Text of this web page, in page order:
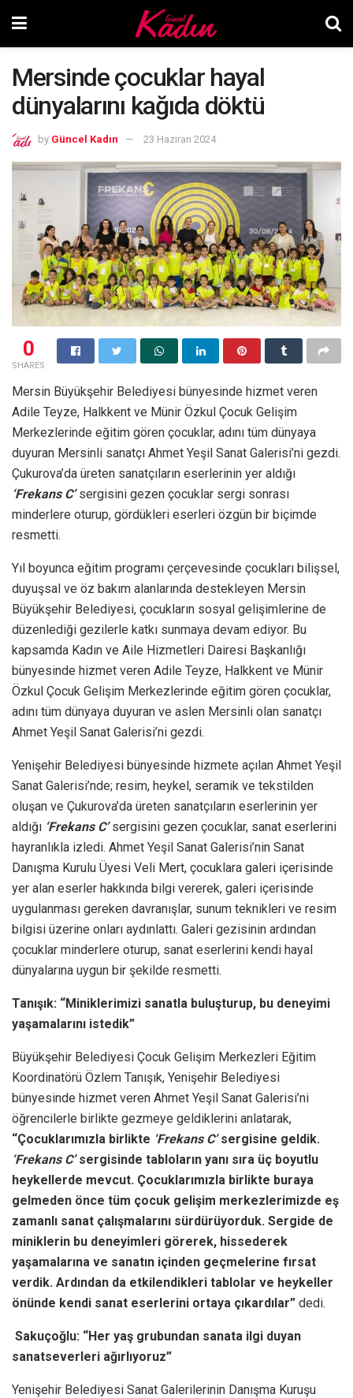
Mersinde çocuklar hayal
dünyalarını kağıda döktü
by Güncel Kadın 23 Haziran 2024
0
SHARES
Mersin Büyükşehir Belediyesi bünyesinde hizmet veren
Adile Teyze, Halkkent ve Münir Özkul Çocuk Gelişim
Merkezlerinde eğitim gören çocuklar, adını tüm dünyaya
duyuran Mersinli sanatçı Ahmet Yeşil Sanat Galerisi’ni gezdi.
Çukurova’da üreten sanatçıların eserlerinin yer aldığı
‘Frekans C’sergisini gezen çocuklar sergi sonrası
minderlere oturup, gördükleri eserleri özgün bir biçimde
resmetti.
Yıl boyunca eğitim programı çerçevesinde çocukları bilişsel,
duyuşsal ve öz bakım alanlarında destekleyen Mersin
Büyükşehir Belediyesi, çocukların sosyal gelişimlerine de
düzenlediği gezilerle katkı sunmaya devam ediyor. Bu
kapsamda Kadın ve Aile Hizmetleri Dairesi Başkanlığı
bünyesinde hizmet veren Adile Teyze, Halkkent ve Münir
Özkul Çocuk Gelişim Merkezlerinde eğitim gören çocuklar,
adını tüm dünyaya duyuran ve aslen Mersinli olan sanatçı
Ahmet Yeşil Sanat Galerisi’ni gezdi.
Yenişehir Belediyesi bünyesinde hizmete açılan Ahmet Yeşil
Sanat Galerisi’nde; resim, heykel, seramik ve tekstilden
oluşan ve Çukurova’da üreten sanatçıların eserlerinin yer
aldığı ‘Frekans C’sergisini gezen çocuklar, sanat eserlerini
hayranlıkla izledi. Ahmet Yeşil Sanat Galerisi’nin Sanat
Danışma Kurulu Üyesi Veli Mert, çocuklara galeri içerisinde
yer alan eserler hakkında bilgi vererek, galeri içerisinde
uygulanması gereken davranışlar, sunum teknikleri ve resim
bilgisi üzerine onları aydınlattı. Galeri gezisinin ardından
çocuklar minderlere oturup, sanat eserlerini kendi hayal
dünyalarına uygun bir şekilde resmetti.
Tanışık: “Miniklerimizi sanatla buluşturup, bu deneyimi
yaşamalarını istedik”
Büyükşehir Belediyesi Çocuk Gelişim Merkezleri Eğitim
Koordinatörü Özlem Tanışık, Yenişehir Belediyesi
bünyesinde hizmet veren Ahmet Yeşil Sanat Galerisi’ni
öğrencilerle birlikte gezmeye geldiklerini anlatarak,
“Çocuklarımızla birlikte ‘Frekans C’sergisine geldik.
‘Frekans C’sergisinde tabloların yanı sıra üç boyutlu
heykellerde mevcut. Çocuklarımızla birlikte buraya
gelmeden önce tüm çocuk gelişim merkezlerimizde eş
zamanlı sanat çalışmalarını sürdürüyorduk. Sergide de
miniklerin bu deneyimleri görerek, hissederek
yaşamalarına ve sanatın içinden geçmelerine fırsat
verdik. Ardından da etkilendikleri tablolar ve heykeller
önünde kendi sanat eserlerini ortaya çıkardılar” dedi.
Sakuçoğlu: “Her yaş grubundan sanata ilgi duyan
sanatseverleri ağırlıyoruz”
Yenişehir Belediyesi Sanat Galerilerinin Danışma Kuruşu